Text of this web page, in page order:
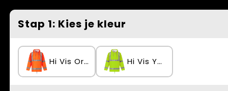
Themapakketten
Veiligheid, Auto en Fiets
Waterflesjes
Bedrijfskleding
Stap 1: Kies je kleur
Hi Vis Orange Hi Vis Yellow